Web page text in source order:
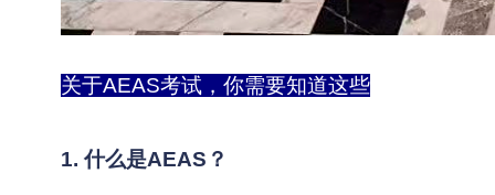
关于AEAS考试，你需要知道这些
1. 什么是AEAS？